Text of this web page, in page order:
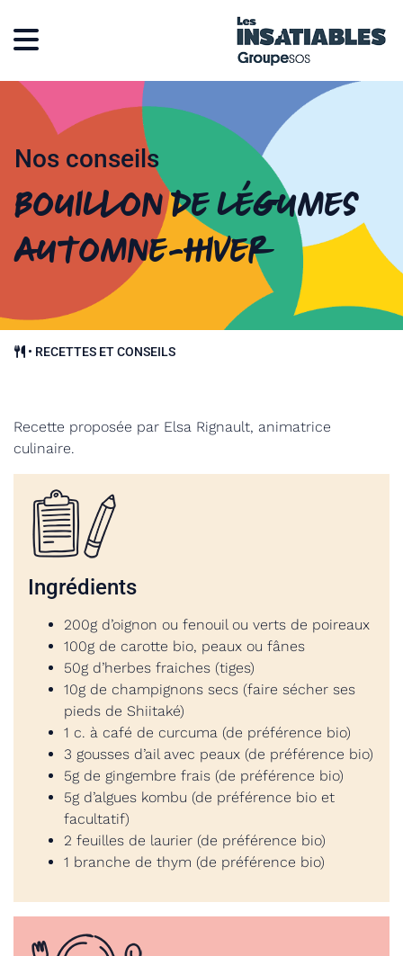
Nos conseils
Bouillon de légumes
automne-hiver
• RECETTES ET CONSEILS
Recette proposée par Elsa Rignault, animatrice
culinaire.
Ingrédients
200g d’oignon ou fenouil ou verts de poireaux
100g de carotte bio, peaux ou fânes
50g d’herbes fraiches (tiges)
10g de champignons secs (faire sécher ses
pieds de Shiitaké)
1 c. à café de curcuma (de préférence bio)
3 gousses d’ail avec peaux (de préférence bio)
5g de gingembre frais (de préférence bio)
5g d’algues kombu (de préférence bio et
facultatif)
2 feuilles de laurier (de préférence bio)
1 branche de thym (de préférence bio)